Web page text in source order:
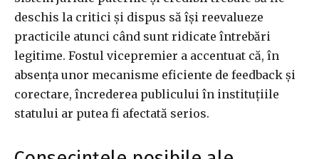
deschis la critici și dispus să își reevalueze
practicile atunci când sunt ridicate întrebări
legitime. Fostul vicepremier a accentuat că, în
absența unor mecanisme eficiente de feedback și
corectare, încrederea publicului în instituțiile
statului ar putea fi afectată serios.